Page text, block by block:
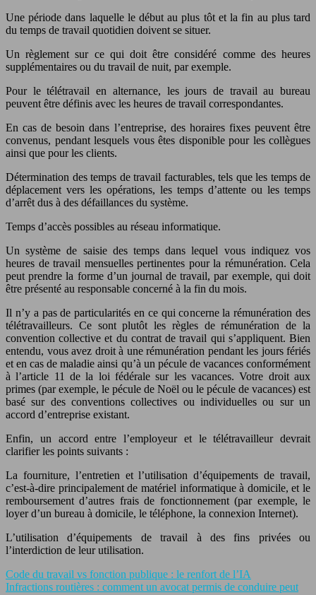
Une période dans laquelle le début au plus tôt et la fin au plus tard
du temps de travail quotidien doivent se situer.
Un règlement sur ce qui doit être considéré comme des heures
supplémentaires ou du travail de nuit, par exemple.
Pour le télétravail en alternance, les jours de travail au bureau
peuvent être définis avec les heures de travail correspondantes.
En cas de besoin dans l’entreprise, des horaires fixes peuvent être
convenus, pendant lesquels vous êtes disponible pour les collègues
ainsi que pour les clients.
Détermination des temps de travail facturables, tels que les temps de
déplacement vers les opérations, les temps d’attente ou les temps
d’arrêt dus à des défaillances du système.
Temps d’accès possibles au réseau informatique.
Un système de saisie des temps dans lequel vous indiquez vos
heures de travail mensuelles pertinentes pour la rémunération. Cela
peut prendre la forme d’un journal de travail, par exemple, qui doit
être présenté au responsable concerné à la fin du mois.
Il n’y a pas de particularités en ce qui concerne la rémunération des
télétravailleurs. Ce sont plutôt les règles de rémunération de la
convention collective et du contrat de travail qui s’appliquent. Bien
entendu, vous avez droit à une rémunération pendant les jours fériés
et en cas de maladie ainsi qu’à un pécule de vacances conformément
à l’article 11 de la loi fédérale sur les vacances. Votre droit aux
primes (par exemple, le pécule de Noël ou le pécule de vacances) est
basé sur des conventions collectives ou individuelles ou sur un
accord d’entreprise existant.
Enfin, un accord entre l’employeur et le télétravailleur devrait
clarifier les points suivants :
La fourniture, l’entretien et l’utilisation d’équipements de travail,
c’est-à-dire principalement de matériel informatique à domicile, et le
remboursement d’autres frais de fonctionnement (par exemple, le
loyer d’un bureau à domicile, le téléphone, la connexion Internet).
L’utilisation d’équipements de travail à des fins privées ou
l’interdiction de leur utilisation.
Code du travail vs fonction publique : le renfort de l’IA
Infractions routières : comment un avocat permis de conduire peut